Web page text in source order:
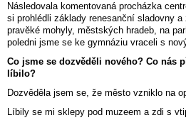
Následovala komentovaná procházka
si prohlédli základy renesanční sladovny
pravěké mohyly, městských hradeb, na
poledni jsme se ke gymnáziu vraceli s
Co jsme se dozvěděli nového? Co nás
líbilo?
Dozvěděla jsem se, že město vzniklo na
Líbily se mi sklepy pod muzeem a zdi s